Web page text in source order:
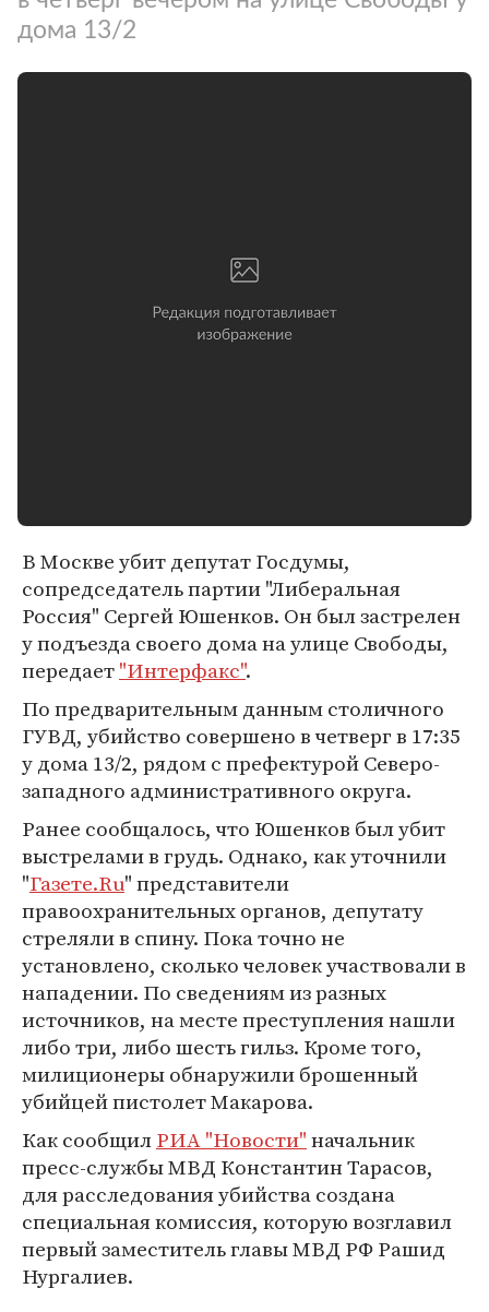
дома 13/2
В Москве убит депутат Госдумы,
сопредседатель партии "Либеральная
Россия" Сергей Юшенков. Он был застрелен
у подъезда своего дома на улице Свободы,
передает"Интерфакс".
По предварительным данным столичного
ГУВД, убийство совершено в четверг в 17:35
у дома 13/2, рядом с префектурой Северо-
западного административного округа.
Ранее сообщалось, что Юшенков был убит
выстрелами в грудь. Однако, как уточнили
"Газете.Ru" представители
правоохранительных органов, депутату
стреляли в спину. Пока точно не
установлено, сколько человек участвовали в
нападении. По сведениям из разных
источников, на месте преступления нашли
либо три, либо шесть гильз. Кроме того,
милиционеры обнаружили брошенный
убийцей пистолет Макарова.
Как сообщилРИА "Новости"начальник
пресс-службы МВД Константин Тарасов,
для расследования убийства создана
специальная комиссия, которую возглавил
первый заместитель главы МВД РФ Рашид
Нургалиев.